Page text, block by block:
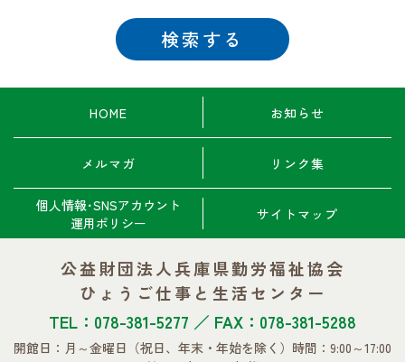
HOME お知らせ
メルマガ リンク集
個人情報･SNSアカウント
運用ポリシー
サイトマップ
公益財団法人兵庫県勤労福祉協会
ひょうご仕事と生活センター
TEL：078-381-5277 ／ FAX：078-381-5288
開館日：月～金曜日 （祝日、年末・年始を除く） 時間：9:00～17:00